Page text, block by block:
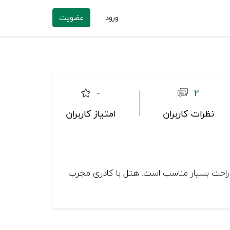
ورود عضویت
-
امتیاز کاربران
2
نظرات کاربران
راحت بسیار مناسب است. هتل با کادری مجرب